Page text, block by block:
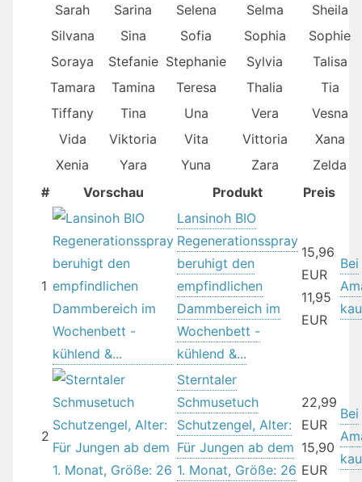
Sarah
Sarina Selena Selma
Sheila
Silvana
Sina Sofia Sophia
Sophie
Soraya
Stefanie Stephanie Sylvia
Talisa
Tamara
Tamina Teresa Thalia
Tia
Tiffany
Tina Una Vera
Vesna
Vida
Viktoria Vita Vittoria
Xana
Xenia
Yara Yuna Zara
Zelda
#
Vorschau Produkt Preis
1
Lansinoh BIO
Regenerationsspray
beruhigt den
empfindlichen
Dammbereich im
Wochenbett -
kühlend &...
15,96
EUR
11,95
EUR
Bei
2
Sterntaler
Schmusetuch
Schutzengel, Alter:
Für Jungen ab dem
1. Monat, Größe: 26
22,99
EUR
15,90
EUR
Bei